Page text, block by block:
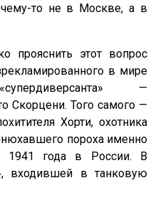
то не в Москве, а в
прояснить этот вопрос
в мире
—
Скорцени. Того самого —
Хорти, охотника
пороха именно
1941 года в России. В
входившей в танковую